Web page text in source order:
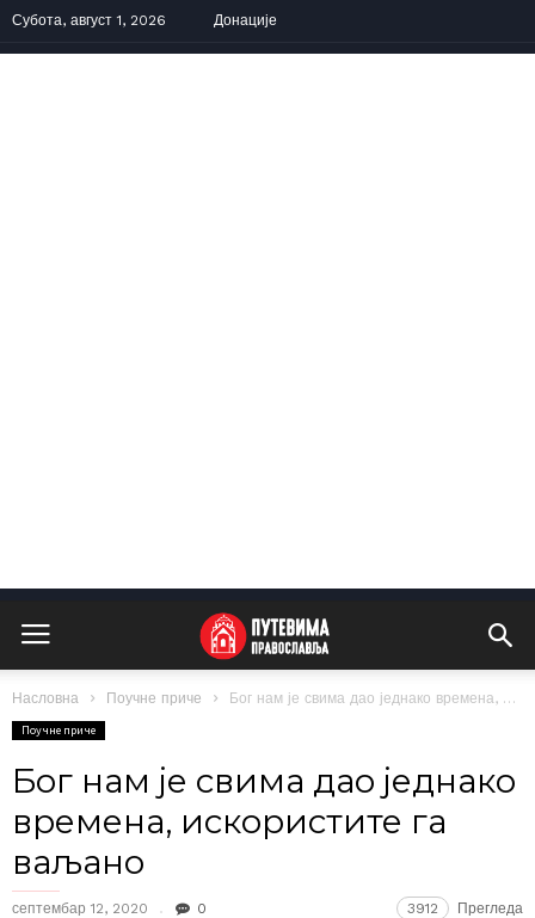
Субота, август 1, 2026 Донације
Насловна Поучне приче Бог нам је свима дао једнако времена, искористите га ваљано
Поучне приче
Бог нам је свима дао једнако
времена, искористите га
ваљано
септембар 12, 2020 0 3912 Прегледа